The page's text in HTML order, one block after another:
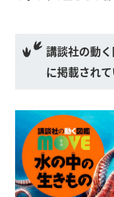
講談社の動
に掲載され